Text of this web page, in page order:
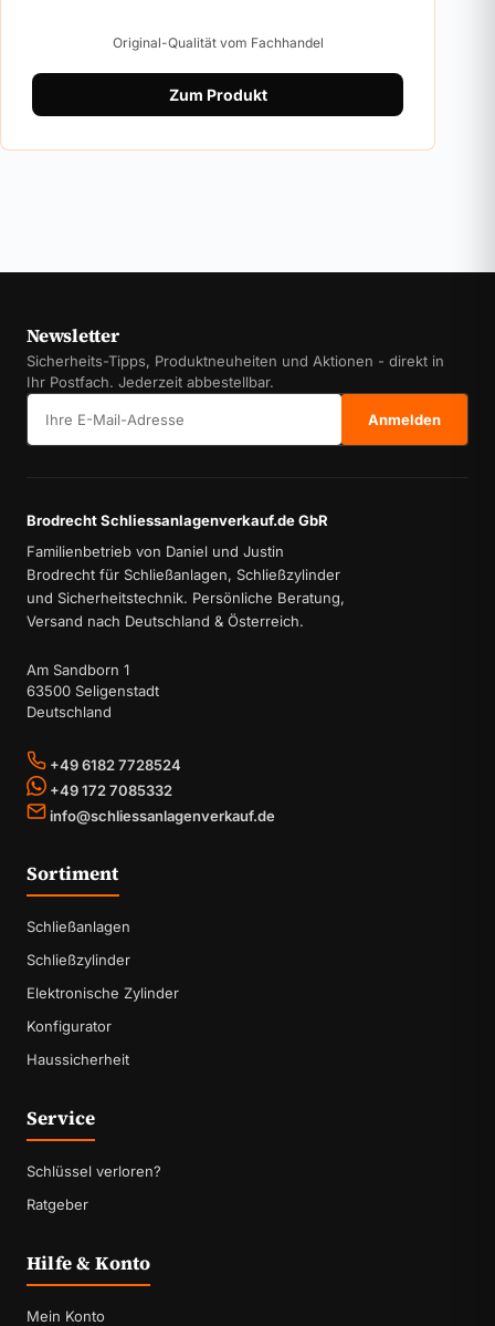
Original-Qualität vom Fachhandel
Zum Produkt
Newsletter
Sicherheits-Tipps, Produktneuheiten und Aktionen - direkt in
Ihr Postfach. Jederzeit abbestellbar.
Anmelden
Brodrecht Schliessanlagenverkauf.de GbR
Familienbetrieb von Daniel und Justin
Brodrecht für Schließanlagen, Schließzylinder
und Sicherheitstechnik. Persönliche Beratung,
Versand nach Deutschland & Österreich.
Am Sandborn 1
63500 Seligenstadt
Deutschland
+49 6182 7728524
+49 172 7085332
info@schliessanlagenverkauf.de
Sortiment
Schließanlagen
Schließzylinder
Elektronische Zylinder
Konfigurator
Haussicherheit
Service
Schlüssel verloren?
Ratgeber
Hilfe & Konto
Mein Konto